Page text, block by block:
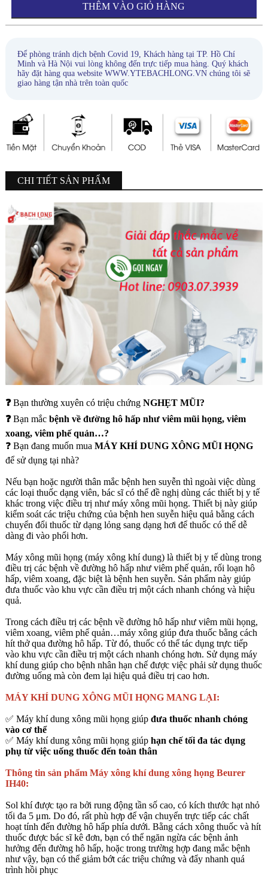
THÊM VÀO GIỎ HÀNG
Để phòng tránh dịch bệnh Covid 19, Khách hàng tại TP. Hồ Chí
Minh và Hà Nội vui lòng không đến trực tiếp mua hàng. Quý khách
hãy đặt hàng qua website WWW.YTEBACHLONG.VN chúng tôi sẽ
giao hàng tận nhà trên toàn quốc
CHI TIẾT SẢN PHẨM
❓Bạn thường xuyên có triệu chứngNGHẸT MŨI?
❓Bạn mắc bệnh về đường hô hấp như viêm mũi họng, viêm
xoang, viêm phế quản…?
❓ Bạn đang muốn mua MÁY KHÍ DUNG XÔNG MŨI HỌNG
để sử dụng tại nhà?
Nếu bạn hoặc người thân mắc bệnh hen suyễn thì ngoài việc dùng
các loại thuốc dạng viên, bác sĩ có thể đề nghị dùng các thiết bị y tế
khác trong việc điều trị như máy xông mũi họng. Thiết bị này giúp
kiểm soát các triệu chứng của bệnh hen suyễn hiệu quả bằng cách
chuyển đổi thuốc từ dạng lỏng sang dạng hơi để thuốc có thể dễ
dàng đi vào phổi hơn.
Máy xông mũi họng (máy xông khí dung) là thiết bị y tế dùng trong
điều trị các bệnh về đường hô hấp như viêm phế quản, rối loạn hô
hấp, viêm xoang, đặc biệt là bệnh hen suyễn. Sản phẩm này giúp
đưa thuốc vào khu vực cần điều trị một cách nhanh chóng và hiệu
quả.
Trong cách điều trị các bệnh về đường hô hấp như viêm mũi họng,
viêm xoang, viêm phế quản…máy xông giúp đưa thuốc bằng cách
hít thở qua đường hô hấp. Từ đó, thuốc có thể tác dụng trực tiếp
vào khu vực cần điều trị một cách nhanh chóng hơn. Sử dụng máy
khí dung giúp cho bệnh nhân hạn chế được việc phải sử dụng thuốc
đường uống mà còn đem lại hiệu quả điều trị cao hơn.
MÁY KHÍ DUNG XÔNG MŨI HỌNG MANG LẠI:
✅ Máy khí dung xông mũi họng giúp đưa thuốc nhanh chóng
vào cơ thể
✅ Máy khí dung xông mũi họng giúp hạn chế tối đa tác dụng
phụ từ việc uống thuốc đến toàn thân
Thông tin sản phẩm Máy xông khí dung xông họng Beurer
IH40:
Sol khí được tạo ra bởi rung động tần số cao, có kích thước hạt nhỏ
tối đa 5 μm. Do đó, rất phù hợp để vận chuyển trực tiếp các chất
hoạt tính đến đường hô hấp phía dưới. Bằng cách xông thuốc và hít
thuốc được bác sĩ kê đơn, bạn có thể ngăn ngừa các bệnh ảnh
hưởng đến đường hô hấp, hoặc trong trường hợp đang mắc bệnh
như vậy, bạn có thể giảm bớt các triệu chứng và đẩy nhanh quá
trình hồi phục